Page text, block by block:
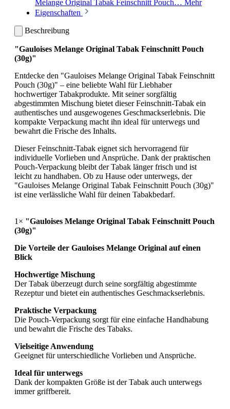
Melange Original Tabak Feinschnitt Pouch… Mehr
Eigenschaften
Beschreibung
"Gauloises Melange Original Tabak Feinschnitt Pouch
(30g)"
Entdecke den "Gauloises Melange Original Tabak Feinschnitt
Pouch (30g)" – eine beliebte Wahl für Liebhaber
hochwertiger Tabakprodukte. Mit seiner sorgfältig
abgestimmten Mischung bietet dieser Feinschnitt-Tabak ein
authentisches und ausgewogenes Geschmackserlebnis. Die
kompakte Verpackung macht ihn ideal für unterwegs und
bewahrt die Frische des Inhalts.
Dieser Feinschnitt-Tabak eignet sich hervorragend für
individuelle Vorlieben und Ansprüche. Dank der praktischen
Pouch-Verpackung bleibt der Tabak länger frisch und ist
leicht zu handhaben. Ob zu Hause oder unterwegs, der
"Gauloises Melange Original Tabak Feinschnitt Pouch (30g)"
ist eine verlässliche Wahl für deinen Tabakbedarf.
1× "Gauloises Melange Original Tabak Feinschnitt Pouch
(30g)"
Die Vorteile der Gauloises Melange Original auf einen
Blick
Hochwertige Mischung
Der Tabak überzeugt durch seine sorgfältig abgestimmte
Rezeptur und bietet ein authentisches Geschmackserlebnis.
Praktische Verpackung
Die Pouch-Verpackung sorgt für eine einfache Handhabung
und bewahrt die Frische des Tabaks.
Vielseitige Anwendung
Geeignet für unterschiedliche Vorlieben und Ansprüche.
Ideal für unterwegs
Dank der kompakten Größe ist der Tabak auch unterwegs
immer griffbereit.